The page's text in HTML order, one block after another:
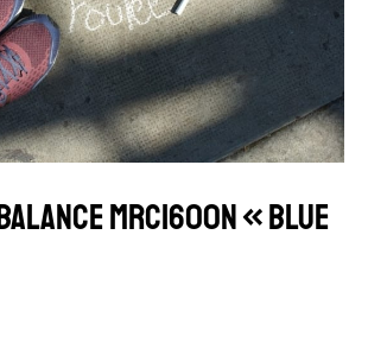
MRC1600N « BLUE